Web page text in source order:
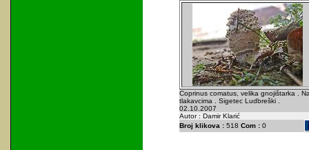
Coprinus comatus, velika gnojištarka .
tlakavcima . Sigetec Ludbreški .
02.10.2007
Autor : Damir Klarić
Broj klikova :518 Com :0